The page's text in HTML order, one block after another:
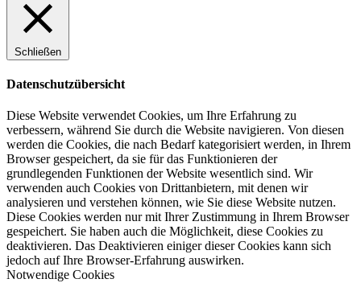
Schließen
Datenschutzübersicht
Diese Website verwendet Cookies, um Ihre Erfahrung zu
verbessern, während Sie durch die Website navigieren. Von diesen
werden die Cookies, die nach Bedarf kategorisiert werden, in Ihrem
Browser gespeichert, da sie für das Funktionieren der
grundlegenden Funktionen der Website wesentlich sind. Wir
verwenden auch Cookies von Drittanbietern, mit denen wir
analysieren und verstehen können, wie Sie diese Website nutzen.
Diese Cookies werden nur mit Ihrer Zustimmung in Ihrem Browser
gespeichert. Sie haben auch die Möglichkeit, diese Cookies zu
deaktivieren. Das Deaktivieren einiger dieser Cookies kann sich
jedoch auf Ihre Browser-Erfahrung auswirken.
Notwendige Cookies